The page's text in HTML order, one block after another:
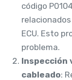
código
ECU. Esto
problema.
Inspección
cableado: